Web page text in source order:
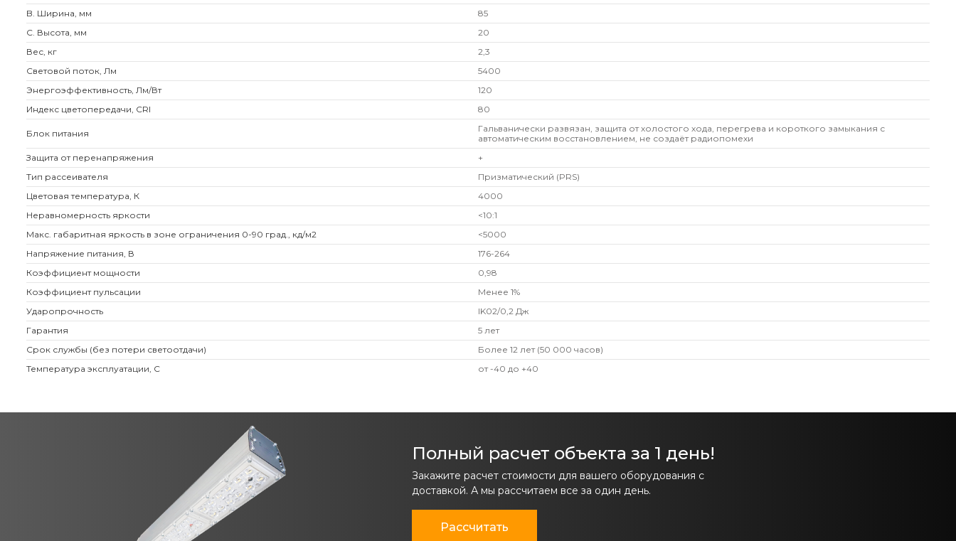
B. Ширина, мм
85
C. Высота, мм
20
Вес, кг
2,3
Световой поток, Лм
5400
Энергоэффективность, Лм/Вт
120
Индекс цветопередачи, CRI
80
Блок питания
Гальванически развязан, защита от холостого хода, перегрева и короткого замыкания с
автоматическим восстановлением, не создаёт радиопомехи
Защита от перенапряжения
+
Тип рассеивателя
Призматический (PRS)
Цветовая температура, К
4000
Неравномерность яркости
<10:1
Макс. габаритная яркость в зоне ограничения 0-90 град., кд/м2
<5000
Напряжение питания, В
176-264
Коэффициент мощности
0,98
Коэффициент пульсации
Менее 1%
Ударопрочность
IK02/0,2 Дж
Гарантия
5 лет
Срок службы (без потери светоотдачи)
Более 12 лет (50 000 часов)
Температура эксплуатации, С
от -40 до +40
Полный расчет объекта за 1 день!
Закажите расчет стоимости для вашего оборудования с
доставкой. А мы рассчитаем все за один день.
Рассчитать